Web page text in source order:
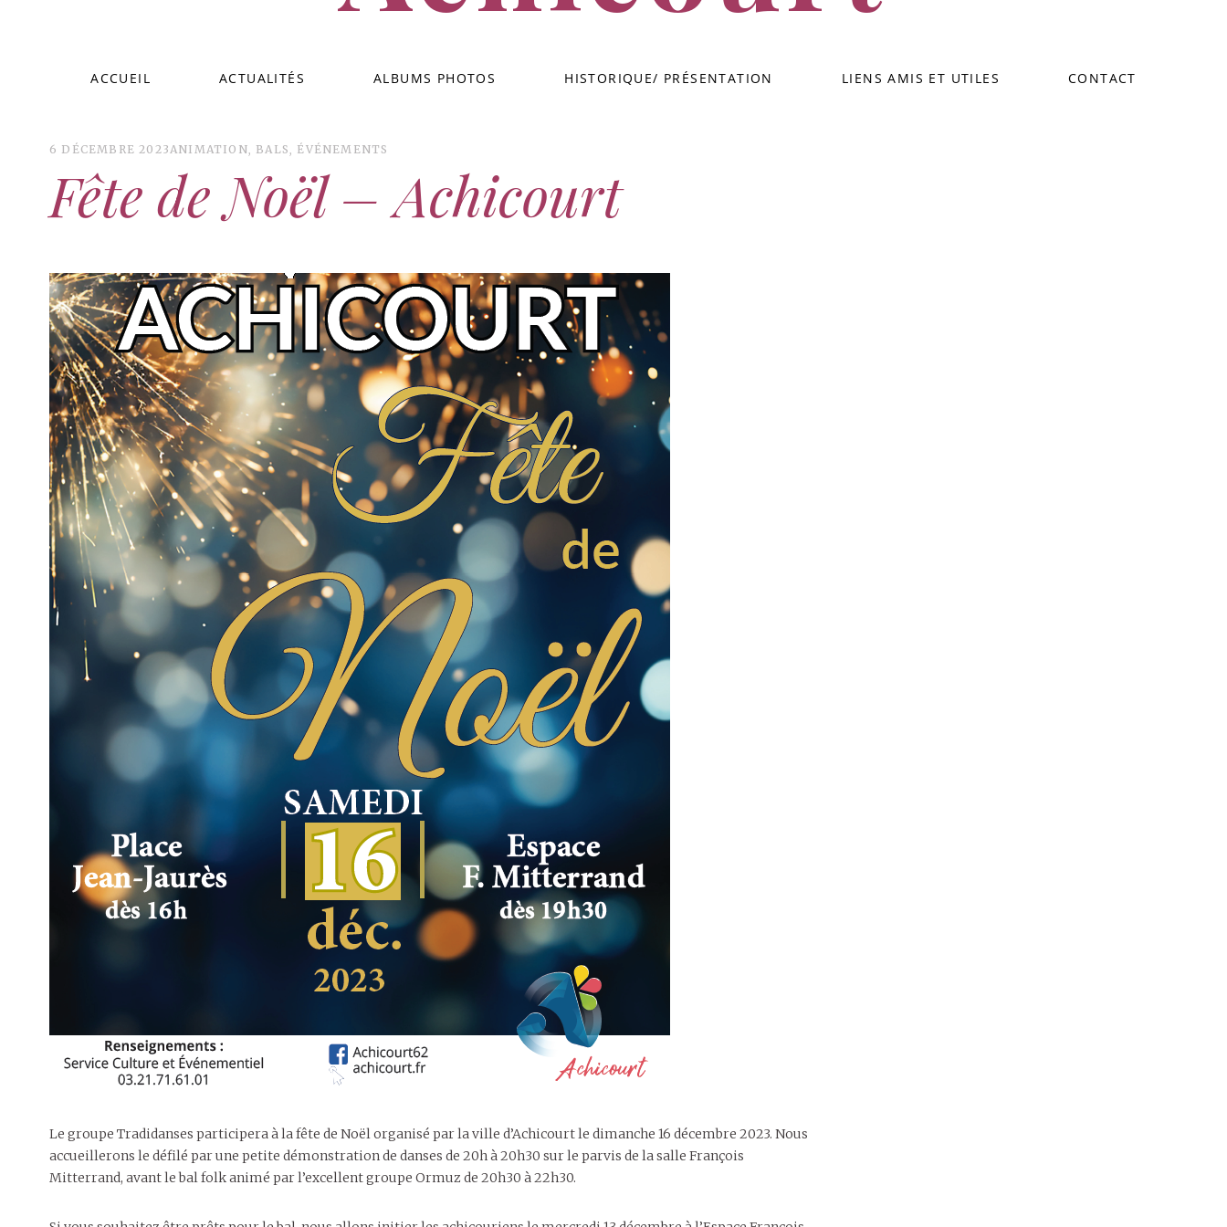
ACCUEIL ACTUALITÉS ALBUMS PHOTOS HISTORIQUE/ PRÉSENTATION LIENS AMIS ET UTILES CONTACT
6 DÉCEMBRE 2023ANIMATION, BALS, ÉVÉNEMENTS
Fête de Noël – Achicourt
Le groupe Tradidanses participera à la fête de Noël organisé par la ville d’Achicourt le dimanche 16 décembre 2023. Nous
accueillerons le défilé par une petite démonstration de danses de 20h à 20h30 sur le parvis de la salle François
Mitterrand, avant le bal folk animé par l’excellent groupe Ormuz de 20h30 à 22h30.